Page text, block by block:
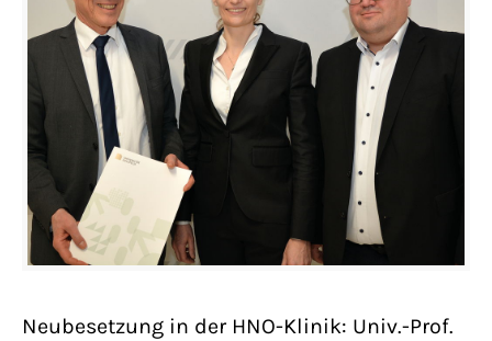
Neubesetzung in der HNO-Klinik: Univ.-Prof.